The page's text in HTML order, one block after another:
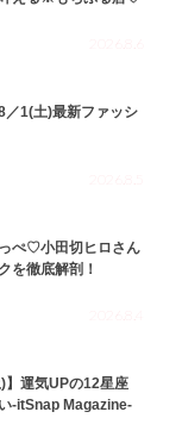
／1(土)最新ファッシ
ぺ♡小田切ヒロさん
を徹底解剖！
】運気UPの12星座
-itSnap Magazine-